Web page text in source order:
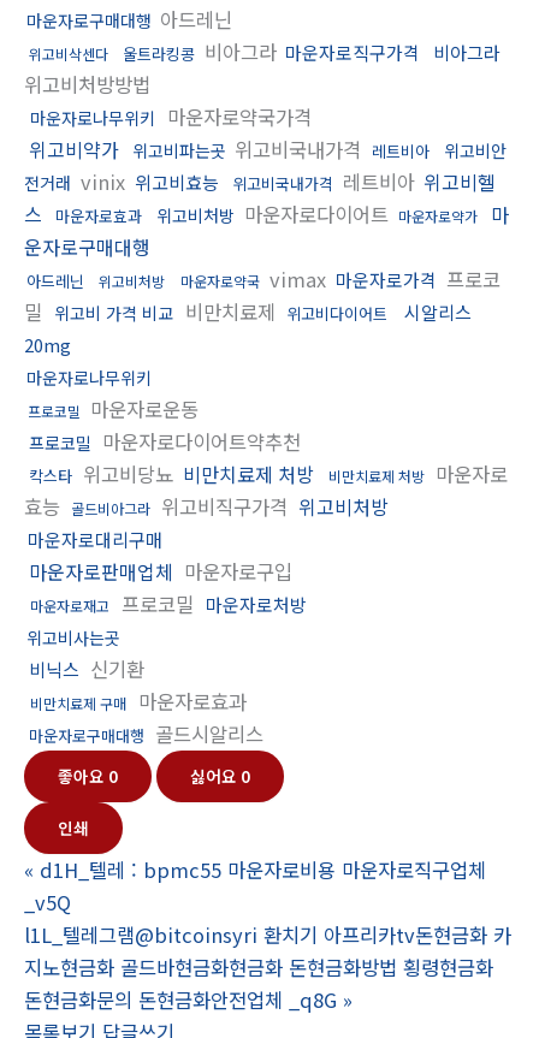
마운자로구매대행 아드레닌
위고비삭센다 울트라킹콩 비아그라 마운자로직구가격 비아그라
위고비처방방법
마운자로나무위키
마운자로약국가격
위고비약가 위고비파는곳 위고비국내가격 레트비아
위고비안
전거래 vinix 위고비효능 위고비국내가격 레트비아 위고비헬
스
마운자로효과 위고비처방 마운자로다이어트 마운자로약가
마
운자로구매대행
아드레닌 위고비처방 마운자로약국 vimax 마운자로가격 프로코
밀
위고비 가격 비교 비만치료제 위고비다이어트
시알리스
20mg
마운자로나무위키
프로코밀 마운자로운동
프로코밀 마운자로다이어트약추천
칵스타 위고비당뇨 비만치료제 처방 비만치료제 처방
마운자로
효능 골드비아그라 위고비직구가격 위고비처방
마운자로대리구매
마운자로판매업체 마운자로구입
마운자로재고 프로코밀 마운자로처방
위고비사는곳
비닉스 신기환
비만치료제 구매 마운자로효과
마운자로구매대행 골드시알리스
좋아요 0 싫어요 0
인쇄
« d1H_텔레 : bpmc55 마운자로비용 마운자로직구업체
_v5Q
l1L_텔레그램@bitcoinsyri 환치기 아프리카tv돈현금화 카
지노현금화 골드바현금화현금화 돈현금화방법 횡령현금화
돈현금화문의 돈현금화안전업체 _q8G »
목록보기 답글쓰기